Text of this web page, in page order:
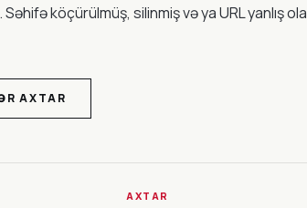
Səhifə köçürülmüş, silinmiş və ya URL yanlış ola
AXTAR
AXTAR